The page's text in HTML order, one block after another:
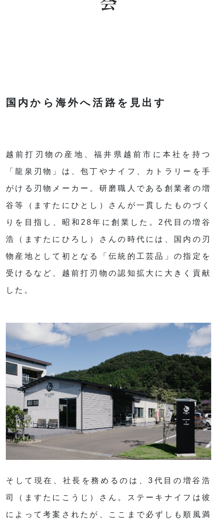
国内から海外へ活路を見出す
越前打刃物の産地、福井県越前市に本社を持つ
「龍泉刃物」は、包丁やナイフ、カトラリーを手
がける刃物メーカー。研磨職人である創業者の増
谷等（ますたにひとし）さんが一貫したものづく
りを目指し、昭和28年に創業した。2代目の増谷
浩（ますたにひろし）さんの時代には、国内の刃
物産地として初となる「伝統的工芸品」の指定を
受けるなど、越前打刃物の認知拡大に大きく貢献
した。
そして現在、社長を務めるのは、3代目の増谷浩
司（ますたにこうじ）さん。ステーキナイフは彼
によって考案されたが、ここまで必ずしも順風満